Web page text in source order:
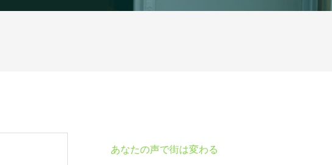
あなたの声で街は変わる